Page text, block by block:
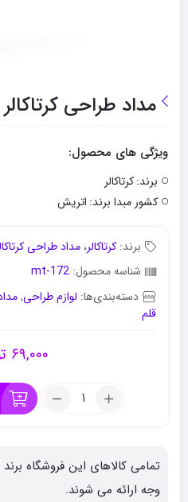
مداد طراحی کرتاکالر ب 9
ویژگی های محصول:
برند:کرتاکالر
کشور مبدا برند: اتریش
برند: کرتاکالر، مداد طراحی
شناسه محصول: mt-172
دسته‌بندی‌ها: لوازم طراحی,
قلم
۶۹,۰۰۰
تعداد:
ب
9
تمامی کالاهای این فروشگاه
وجه ارائه می شوند.